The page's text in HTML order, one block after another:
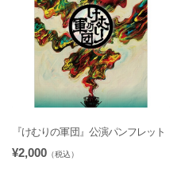
『けむりの軍団』公演パンフレット
¥2,000 （税込）